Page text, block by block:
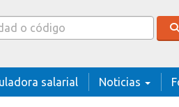
salarial Noticias